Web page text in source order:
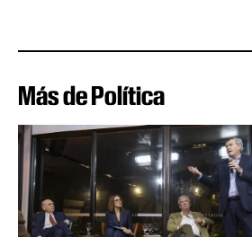
Más de Política